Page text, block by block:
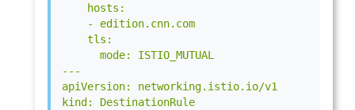
    hosts:
    - edition.cnn.com
    tls:
      mode: ISTIO_MUTUAL
---
apiVersion: networking.istio.io/v1
kind: DestinationRule